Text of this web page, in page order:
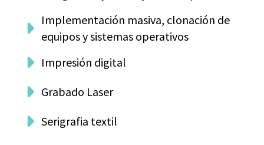
Implementación masiva, clonación de
equipos y sistemas operativos
Impresión digital
Grabado Laser
Serigrafia textil